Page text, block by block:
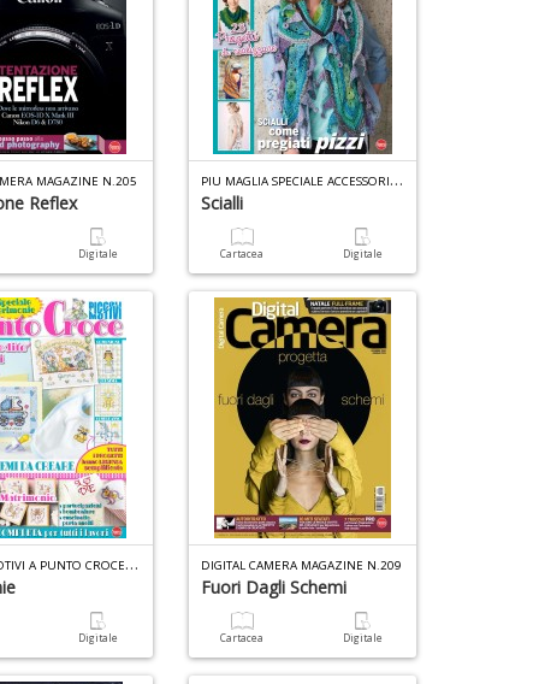
MAGAZINE N.205
Reflex
Digitale
P
IU MAGLIA SPECIALE ACCESSORI N.5
Scialli
Cartacea Digitale
P
ICCOLI MOTIVI A PUNTO CROCE SPECIALE N.6
Digitale
DIGITAL CAMERA MAGAZINE N.209
Fuori Dagli Schemi
Cartacea Digitale